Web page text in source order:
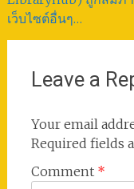
navigation
เว็บไซต์อื่นๆ…
Leave a
Your email
Required fields
Comment *